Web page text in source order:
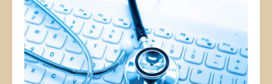
リンク集
お知らせ
診療案内